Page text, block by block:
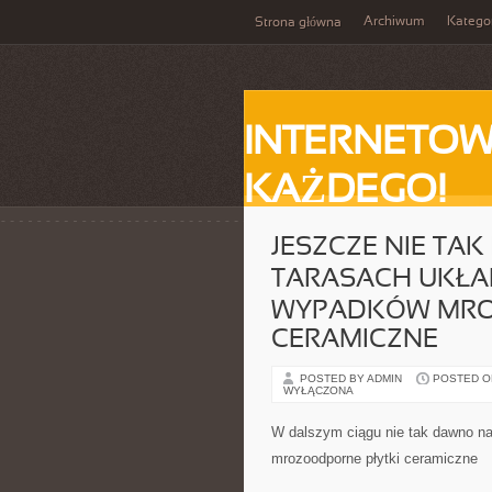
Strona główna Archiwum
KAŻDEGO!
JESZCZE NIE
TARASACH
WYPADKÓW
CERAMICZNE
POSTED BY ADMIN POSTED
WYŁĄCZONA
W dalszym ciągu nie tak dawno
mrozoodporne płytki ceramiczne